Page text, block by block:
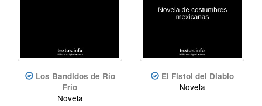
Los Bandidos de Río
Frío
Novela
El Fistol del Diablo
Novela